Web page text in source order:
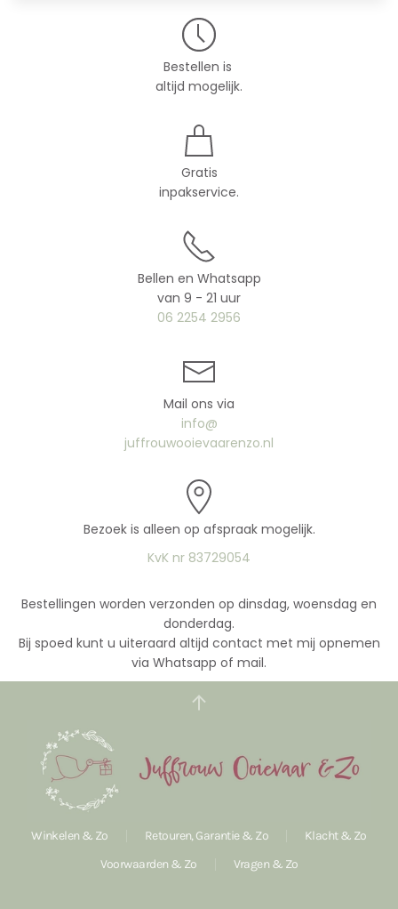
Bestellen is
altijd mogelijk.
Gratis
inpakservice.
Bellen en Whatsapp
van 9 - 21 uur
06 2254 2956
Mail ons via
info@
juffrouwooievaarenzo.nl
Bezoek is alleen op afspraak mogelijk.
KvK nr 83729054
Bestellingen worden verzonden op dinsdag, woensdag en
donderdag.
Bij spoed kunt u uiteraard altijd contact met mij opnemen
via Whatsapp of mail.
Winkelen & Zo Retouren, Garantie & Zo
Klacht & Zo
Voorwaarden & Zo
Vragen & Zo